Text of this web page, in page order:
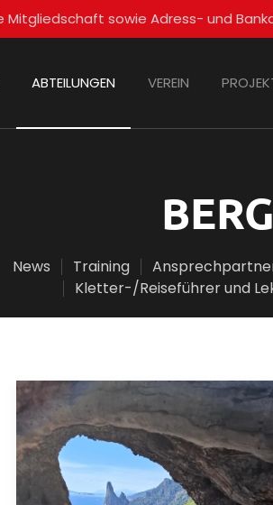
Mitgliedschaft sowie Adress- und
ABTEILUNGEN VEREIN
News Training
Kletter-/Reiseführer und